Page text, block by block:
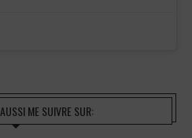
ME SUIVRE SUR: